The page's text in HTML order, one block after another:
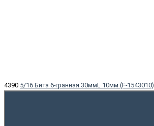
4390 5/16 Бита 6-гранная 30ммL 10мм (F-1543010)